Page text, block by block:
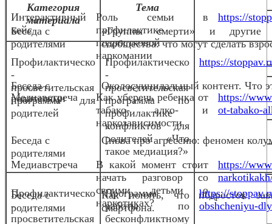
Интерактивный
кейс
Роль семьи в
профилактике
подростковой
наркомании
https://
Медиавстреча
Как уберечь ребенка от
табако- алко- и
наркозависимости
https://
ot-tabako-
Медиавстреча
В какой момент стоит
начать разговор со
своими детьми о
наркотиках?
https://
Беседа с
родителями
«Группы смерти» и другие
сообщества: что могут сделать
Беседа с
родителями
Околосуицидальный контент. Что
Беседа с
родителями
Снова про агрессию: феномен
Беседа с
родителями
Как понять, что подросток
смартфона.
Категория
материала
Тема
Профилактическо
-
просветительская
программа для
родителей
Профилактическо
-
просветительская
программа по
профилактике
конфликтов для
родителей «Что
такое медиация?»
https://
Профилактическо
-
просветительская
Программа
работы по
бесконфликтному
https://
obshcheniyu-